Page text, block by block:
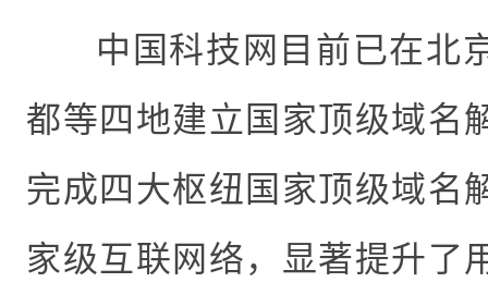
中国科技网 目前已在北
都等四地建立国家顶级域名
完成四大枢纽 国家顶级域名
家级互联网络，
显著提升了